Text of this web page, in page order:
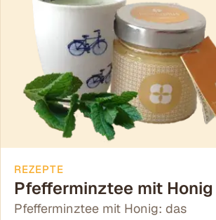
REZEPTE
Pfefferminztee mit Honig
Pfefferminztee mit Honig: das